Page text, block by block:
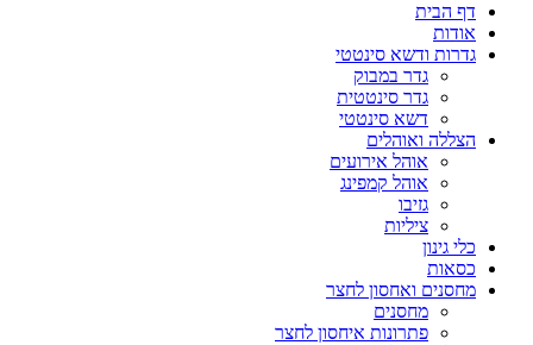
דף הבית
אודות
גדרות ודשא סינטטי
גדר במבוק
גדר סינטטית
דשא סינטטי
הצללה ואוהלים
אוהל אירועים
אוהל קמפינג
גזיבו
ציליות
כלי גינון
כסאות
מחסנים ואחסון לחצר
מחסנים
פתרונות איחסון לחצר